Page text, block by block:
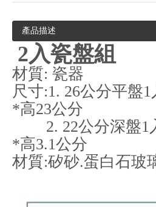
產品描述
2入瓷盤組
材質: 瓷器
尺寸:1. 26公分平盤
*高23公分
2. 22公分深盤1
*高3.1公分
材質:矽砂.蛋白石玻